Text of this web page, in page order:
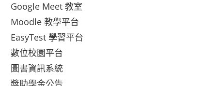
Google Meet 教室
Moodle 教學平台
EasyTest 學習平台
數位校園平台
圖書資訊系統
獎助學金公告